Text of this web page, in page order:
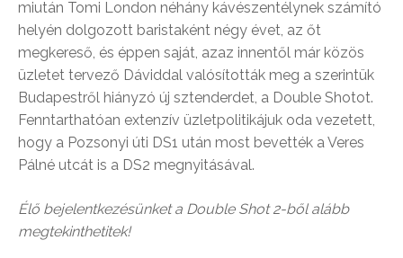
miután Tomi London néhány kávészentélynek számító
helyén dolgozott baristaként négy évet, az őt
megkereső, és éppen saját, azaz innentől már közös
üzletet tervező Dáviddal valósították meg a szerintük
Budapestről hiányzó új sztenderdet, a Double Shotot.
Fenntarthatóan extenzív üzletpolitikájuk oda vezetett,
hogy a Pozsonyi úti DS1 után most bevették a Veres
Pálné utcát is a DS2 megnyitásával.
Élő bejelentkezésünket a Double Shot 2-ből alább
megtekinthetitek!